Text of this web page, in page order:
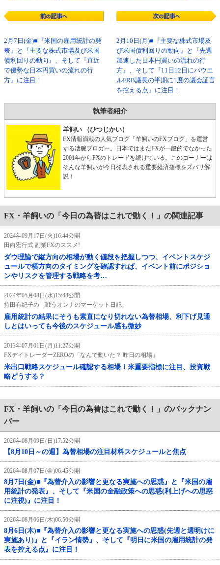
2月7日(金)■『米国の雇用統計の発
表』と『主要な株式市場及び米国
債利回りの動向』、そして『直近
で優勢な日本円買いの流れの行
方』に注目！
2月10日(月)■『主要な株式市場及
び米国債利回りの動向』と『先週
加速した日本円買いの流れの行
方』、そして『11日12日にパウエ
ルFRB議長の半期に1度の議会証言
を控える点』に注目！
執筆者紹介
羊飼い （ひつじかい）
FX情報満載の人気ブログ「羊飼いのFXブログ」を運営
する凄腕ブロガー。日本ではまだFXが一般的でなかった
2001年からFXのトレードを続けている。このコーナーは
そんな羊飼いが今日発表される重要経済指標をズバリ解
説！
FX・羊飼いの「今日の為替はこれで動く！」の関連記事
2024年09月17日(火)16:44公開
田向宏行式 副業FXのススメ!
ダウ理論で縦方向の相場が動く値段を把握しつつ、イベントスケジ
ュールで横方向のタイミングを確認すれば、イベント前にポジショ
ンやリスクを管理する戦略を考…
2024年05月08日(水)15:48公開
持田有紀子の「戦うオンナのマーケット日記」
雇用統計の結果にそうも素直になり切れない為替相場、利下げ見通
しとはいっても今後のスケジュール感も微妙
2013年07月01日(月)11:27公開
FXデイトレーダーZEROの「なんで動いた？ 昨日の相場」
米出口戦略スケジュール確認する相場！米重要指標に注目、投資戦
略どうする？
FX・羊飼いの「今日の為替はこれで動く！」のバックナン
バー
2026年08月09日(日)17:52公開
【8月10日～の週】為替相場の注目材料スケジュールと焦点
2026年08月07日(金)06:45公開
8月7日(金)■『為替介入の影響と更なる実施への思惑』と『米国の雇
用統計の発表』、そして『米国の金融政策への思惑(利上げへの思惑
に注視)』に注目！
2026年08月06日(木)06:50公開
8月6日(木)■『為替介入の影響と更なる実施への思惑(先週と週明けに
実施あり)』と『イラン情勢』、そして『明日に米国の雇用統計の発
表を控える点』に注目！